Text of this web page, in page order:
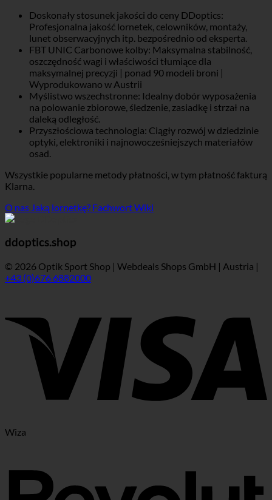
Doskonały stosunek jakości do ceny DDoptics:
Profesjonalna jakość lornetek, celowników, montaży,
lunet obserwacyjnych itp. bezpośrednio od eksperta.
FBT UNIC Carbonowe kolby: Maksymalna stabilność,
oszczędność wagi i właściwości tłumiące dla
maksymalnej precyzji | ponad 90 modeli broni |
Wyprodukowano w Austrii
Myślistwo wszechstronne: Idealny dobór wyposażenia
na polowanie zbiorowe, śledzenie, zasiadkę i strzał na
daleką odległość.
Przyszłościowa technologia: Ciągły rozwój w dziedzinie
optyki, elektroniki i najnowocześniejszych materiałów
osad.
Wszystkie popularne metody płatności, w tym płatność fakturą
Klarna.
O nas Jaką lornetkę? Fachwort Wiki
ddoptics.shop
© 2026 Optik Sport Shop | Webdeals Shops GmbH | Austria |
+43 (0)676 6882000
Wiza